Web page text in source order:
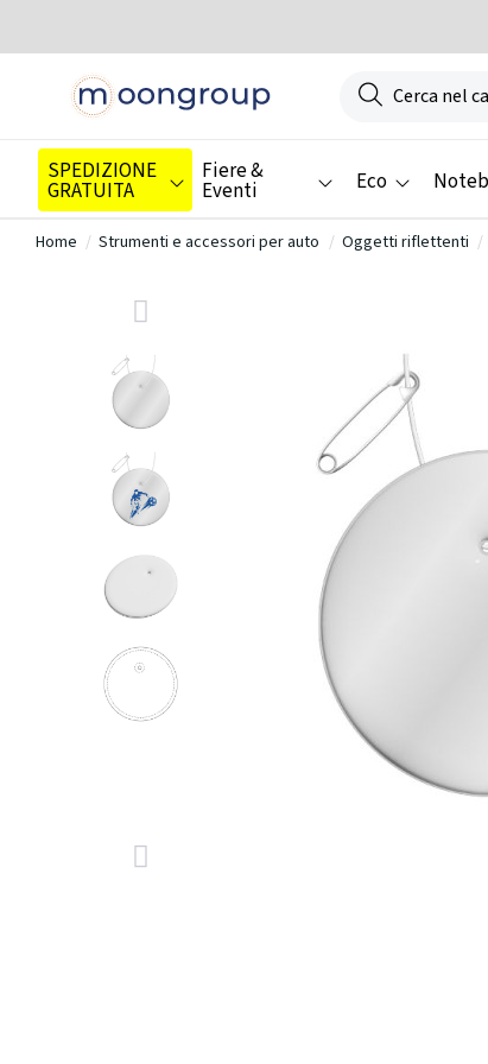
SPEDIZIONE
GRATUITA
Fiere &
Eventi Eco
Home Strumenti e accessori per auto Oggetti riflettenti